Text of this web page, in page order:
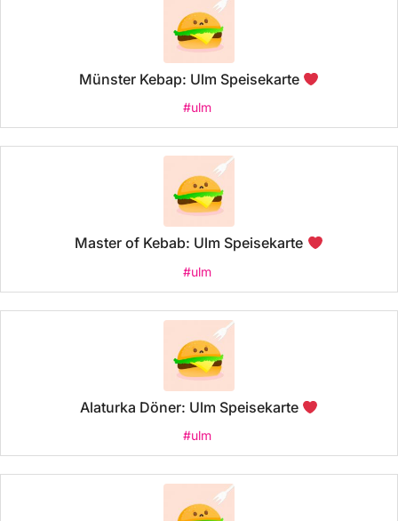
Münster Kebap: Ulm Speisekarte
#ulm
Master of Kebab: Ulm Speisekarte
#ulm
Alaturka Döner: Ulm Speisekarte
#ulm